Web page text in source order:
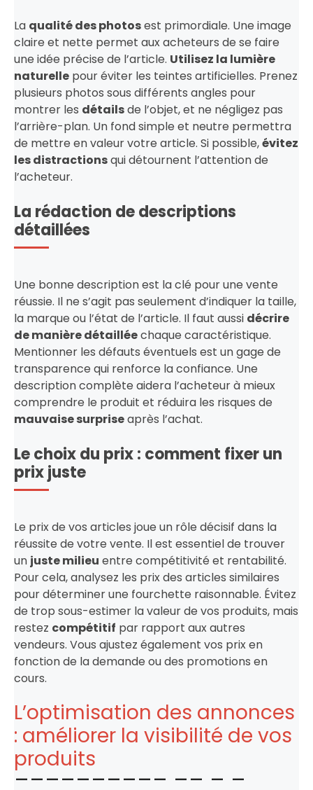
La qualité des photosest primordiale. Une image
claire et nette permet aux acheteurs de se faire
une idée précise de l’article. Utilisez la lumière
naturelle pour éviter les teintes artificielles. Prenez
plusieurs photos sous différents angles pour
montrer les détailsde l’objet, et ne négligez pas
l’arrière-plan. Un fond simple et neutre permettra
de mettre en valeur votre article. Si possible,évitez
les distractionsqui détournent l’attention de
l’acheteur.
La rédaction de descriptions
détaillées
Une bonne description est la clé pour une vente
réussie. Il ne s’agit pas seulement d’indiquer la taille,
la marque ou l’état de l’article. Il faut aussi décrire
de manière détailléechaque caractéristique.
Mentionner les défauts éventuels est un gage de
transparence qui renforce la confiance. Une
description complète aidera l’acheteur à mieux
comprendre le produit et réduira les risques de
mauvaise surpriseaprès l’achat.
Le choix du prix : comment fixer un
prix juste
Le prix de vos articles joue un rôle décisif dans la
réussite de votre vente. Il est essentiel de trouver
un juste milieu entre compétitivité et rentabilité.
Pour cela, analysez les prix des articles similaires
pour déterminer une fourchette raisonnable. Évitez
de trop sous-estimer la valeur de vos produits, mais
restez compétitif par rapport aux autres
vendeurs. Vous ajustez également vos prix en
fonction de la demande ou des promotions en
cours.
L’optimisation des annonces
: améliorer la visibilité de vos
produits